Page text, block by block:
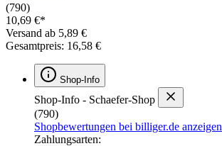
(790)
10,69 €*
Versand ab 5,89 €
Gesamtpreis: 16,58 €
Shop-Info
Shop-Info - Schaefer-Shop
(790)
Shopbewertungen bei billiger.de anzeigen
Zahlungsarten: